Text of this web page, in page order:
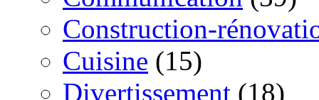
Construction-
Cuisine (15)
Divertissement (18)